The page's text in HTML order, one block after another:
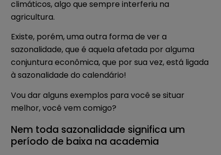
climáticos, algo que sempre interferiu na
agricultura.
Existe, porém, uma outra forma de ver a
sazonalidade, que é aquela afetada por alguma
conjuntura econômica, que por sua vez, está ligada
à sazonalidade do calendário!
Vou dar alguns exemplos para você se situar
melhor, você vem comigo?
Nem toda sazonalidade significa um
período de baixa na academia